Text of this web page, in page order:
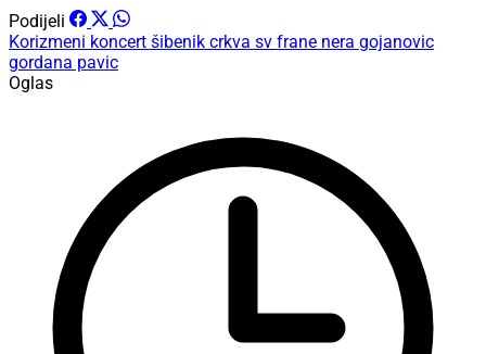
Podijeli
Korizmeni koncert šibenik crkva sv frane nera gojanovic
gordana pavic
Oglas